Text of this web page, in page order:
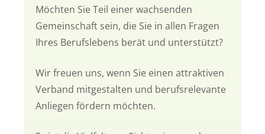
Möchten Sie Teil einer wachsenden
Gemeinschaft sein, die Sie in allen Fragen
Ihres Berufslebens berät und unterstützt?
Wir freuen uns, wenn Sie einen attraktiven
Verband mitgestalten und berufsrelevante
Anliegen fördern möchten.